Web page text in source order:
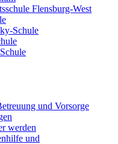
Flensburg-West
Schule
und Vorsorge
werden
und